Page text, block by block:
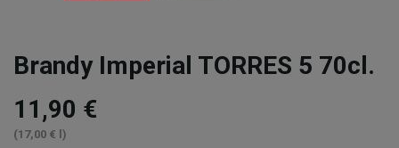
Brandy Imperial TORRES 5 70cl.
11,90 €
(17,00 € l)